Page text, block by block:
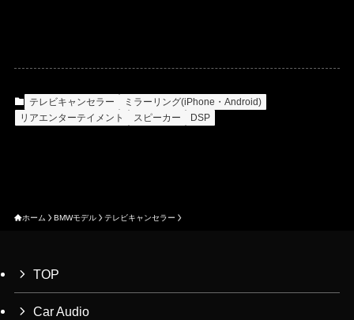
テレビキャンセラー
ミラーリング(iPhone・Android)
リアエンターテイメント
スピーカー DSP
ホーム BMWモデル テレビキャンセラー
TOP
Car Audio